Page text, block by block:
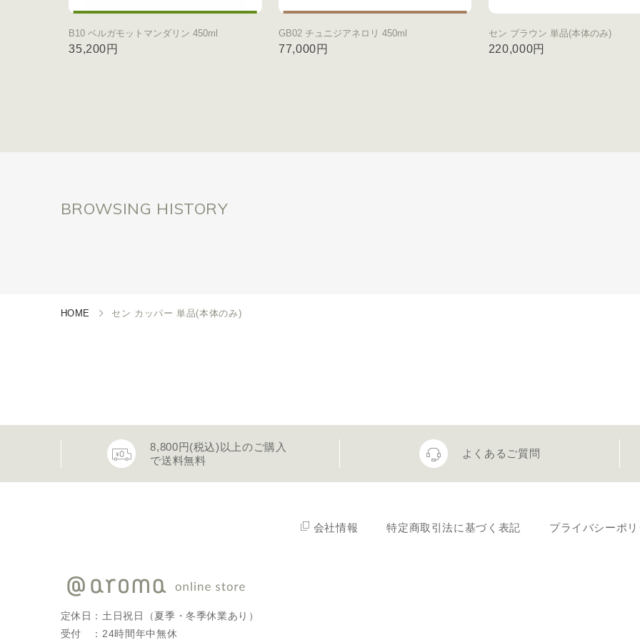
B10 ベルガモットマンダリン 450ml
35,200円
GB02 チュニジアネロリ 450ml
77,000円
セン ブラウン 単品(本体のみ)
220,000円
BROWSING HISTORY
HOME セン カッパー 単品(本体のみ)
8,800円(税込)以上のご購入
で送料無料
よくあるご質問
会社情報 特定商取引法に基づく表記 プライバシーポ
定休日：土日祝日（夏季・冬季休業あり）
受付 ：24時間年中無休